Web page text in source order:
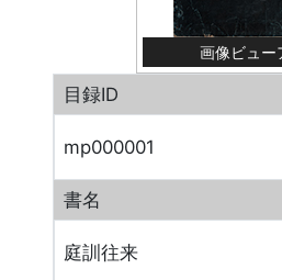
画像ビュー
目録ID
mp000001
書名
庭訓往来